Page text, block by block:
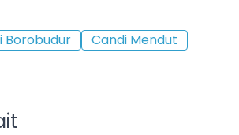
Borobudur
Candi Mendut